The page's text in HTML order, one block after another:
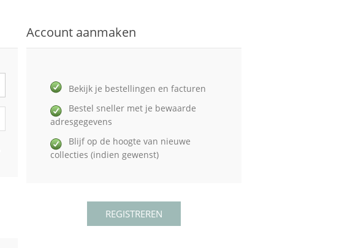
Account aanmaken
Bekijk je bestellingen en facturen
Bestel sneller met je bewaarde
adresgegevens
Blijf op de hoogte van nieuwe
collecties (indien gewenst)